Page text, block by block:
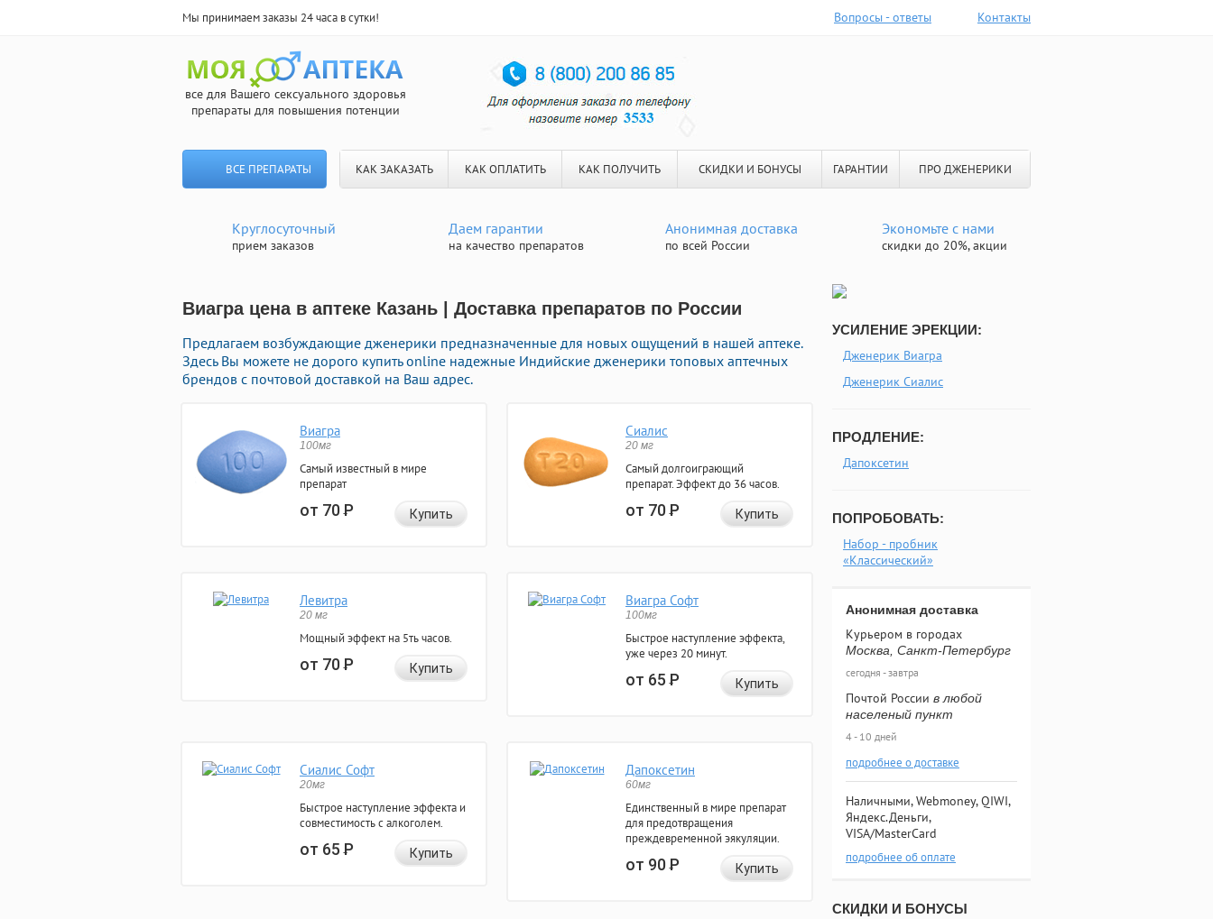
Мы принимаем заказы 24 часа в сутки! Вопросы - ответы Контакты
все для Вашего сексуального здоровья
препараты для повышения потенции
ВСЕ ПРЕПАРАТЫ КАК ЗАКАЗАТЬ КАК ОПЛАТИТЬ КАК ПОЛУЧИТЬ СКИДКИ И БОНУСЫ ГАРАНТИИ ПРО ДЖЕНЕРИКИ
Круглосуточный
прием заказов
Даем гарантии
на качество препаратов
Анонимная доставка
по всей России
Экономьте с нами
скидки до 20%, акции
Виагра цена в аптеке Казань | Доставка препаратов по России
Предлагаем возбуждающие дженерики предназначенные для новых ощущений в нашей аптеке.
Здесь Вы можете не дорого купить online надежные Индийские дженерики топовых аптечных
брендов с почтовой доставкой на Ваш адрес.
Виагра
100мг
Самый известный в мире
препарат
от 70Р Купить
Сиалис
20 мг
Самый долгоиграющий
препарат. Эффект до 36 часов.
от 70Р Купить
Левитра
20 мг
Мощный эффект на 5ть часов.
от 70Р Купить
Виагра Софт
100мг
Быстрое наступление эффекта,
уже через 20 минут.
от 65Р Купить
Сиалис Софт
20мг
Быстрое наступление эффекта и
совместимость с алкоголем.
от 65Р Купить
Дапоксетин
60мг
Единственный в мире препарат
для предотвращения
преждевременной эякуляции.
от 90Р Купить
УСИЛЕНИЕ ЭРЕКЦИИ:
Дженерик Виагра
Дженерик Сиалис
ПРОДЛЕНИЕ:
Дапоксетин
ПОПРОБОВАТЬ:
Набор - пробник
«Классический»
Анонимная доставка
Курьером в городах
Москва, Санкт-Петербург
сегодня - завтра
Почтой России в любой
населеный пункт
4 - 10 дней
подробнее о доставке
Наличными, Webmoney, QIWI,
Яндекс.Деньги,
VISA/MasterCard
подробнее об оплате
СКИДКИ И БОНУСЫ